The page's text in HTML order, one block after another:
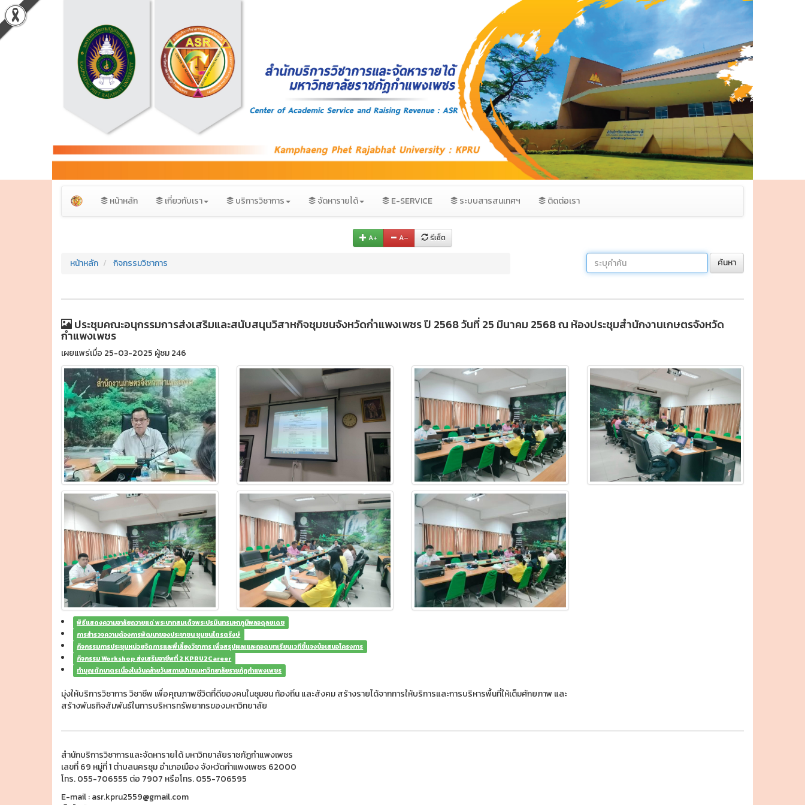
หน้าหลัก เกี่ยวกับเรา บริการวิชาการ จัดหารายได้ E-SERVICE ระบบสารสนเทศฯ ติดต่อเรา
A+ A– รีเซ็ต
หน้าหลัก กิจกรรมวิชาการ ค้นหา
ประชุมคณะอนุกรรมการส่งเสริมและสนับสนุนวิสาหกิจชุมชนจังหวัดกำแพงเพชร ปี 2568 วันที่ 25 มีนาคม 2568 ณ ห้องประชุมสำนักงานเกษตรจังหวัด
กำแพงเพชร
เผยแพร่เมื่อ 25-03-2025 ผู้ชม 246
พิธีแสดงความอาลัยถวายแด่ พระบาทสมเด็จพระปรมินทรมหาภูมิพลอดุลยเดช
การสำรวจความต้องการพัฒนาของประชาชน ชุมชนไตรตรึงษ์
กิจกรรมการประชุมหน่วยจัดการและพี่เลี้ยงวิชาการ เพื่อสรุปผลเและถอดบทเรียนเวทีชี้แจงข้อเสนอโครงการ
กิจกรรม Workshop ส่งเสริมอาชีพที่ 2 KPRU2Career
ทำบุญตักบาตรเนื่องในวันคล้ายวันสถานปานามหาวิทยาลัยราชภัฏกำแพงเพชร
มุ่งให้บริการวิชาการ วิชาชีพ เพื่อคุณภาพชีวิตที่ดีของคนในชุมชน ท้องถิ่น และสังคม สร้างรายได้จากการให้บริการและการบริหารพื้นที่ให้เต็มศักยภาพ และ
สร้างพันธกิจสัมพันธ์ในการบริหารทรัพยากรของมหาวิทยาลัย
สำนักบริการวิชาการและจัดหารายได้ มหาวิทยาลัยราชภัฏกำแพงเพชร
เลขที่ 69 หมู่ที่ 1 ตำบลนครชุม อำเภอเมือง จังหวัดกำแพงเพชร 62000
โทร. 055-706555 ต่อ 7907 หรือโทร. 055-706595
E-mail : asr.kpru2559@gmail.com